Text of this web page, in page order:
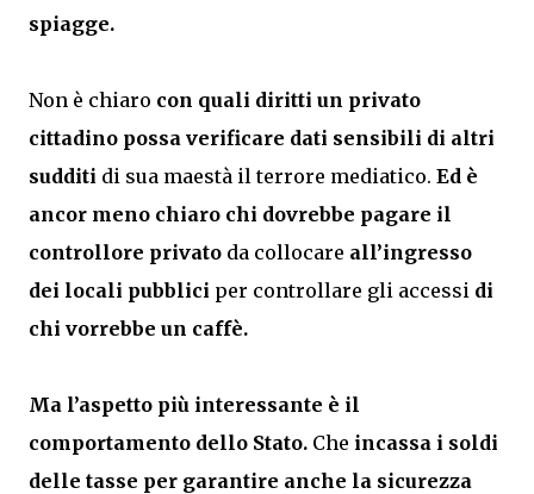
spiagge.
Non è chiaro con quali diritti un privato
cittadino possa verificare dati sensibili di altri
sudditi di sua maestà il terrore mediatico. Ed è
ancor meno chiaro chi dovrebbe pagare il
controllore privato da collocare all’ingresso
dei locali pubblici per controllare gli accessi di
chi vorrebbe un caffè.
Ma l’aspetto più interessante è il
comportamento dello Stato. Che incassa i soldi
delle tasse per garantire anche la sicurezza